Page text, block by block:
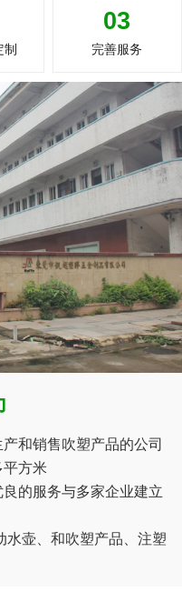
制
03
完善服务
和销售吹塑产品的公司
平方米
的服务与多家企业建立
水壶、和吹塑产品、注塑